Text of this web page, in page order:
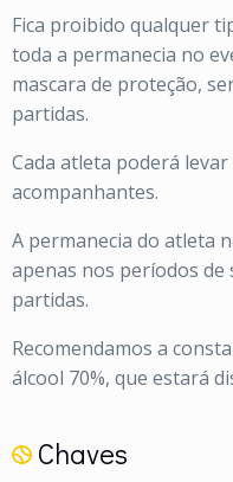
Fica proibido qualquer
toda a permanecia no
mascara de proteção,
partidas.
Cada atleta poderá
acompanhantes.
A permanecia do atleta
apenas nos períodos
partidas.
Recomendamos a
álcool 70%, que estará
Chaves